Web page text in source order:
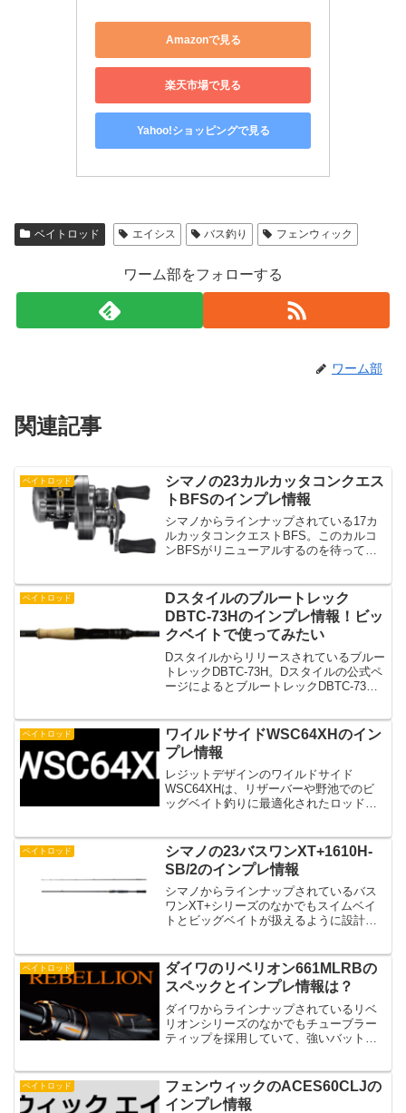
Amazonで見る
楽天市場で見る
Yahoo!ショッピングで見る
ベイトロッド エイシス バス釣り フェンウィック
ワーム部をフォローする
ワーム部
関連記事
ベイトロッド
シマノの23カルカッタコンクエス
トBFSのインプレ情報
シマノからラインナップされている17カ
ルカッタコンクエストBFS。このカルコ
ンBFSがリニューアルするのを待ってい
ルカッタコンクエストBFSとして発売さ
れました。...
ベイトロッド
Dスタイルのブルートレック
DBTC-73Hのインプレ情報！ビッ
クベイトで使ってみたい
Dスタイルからリリースされているブルー
トレックDBTC-73H。Dスタイルの公式ペ
ージによるとブルートレックDBTC-73H
まで対応しているヘビーバーサタイルモ
デルのよ...
ベイトロッド
ワイルドサイドWSC64XHのイン
プレ情報
レジットデザインのワイルドサイド
WSC64XHは、リザーバーや野池でのビ
ッグベイト釣りに最適化されたロッドで
ップウォーターを扱うために特別に設計
されています。6フィー...
ベイトロッド
シマノの23バスワンXT+1610H-
SB/2のインプレ情報
シマノからラインナップされているバス
ワンXT+シリーズのなかでもスイムベイ
トとビッグベイトが扱えるように設計さ
人はチェックしたいロッドですよね。そ
んな23バス...
ベイトロッド
ダイワのリベリオン661MLRBの
スペックとインプレ情報は？
ダイワからラインナップされているリベ
リオンシリーズのなかでもチューブラー
ティップを採用していて、強いバット設
ィネスの釣りのなかでもカバーに絡めて
釣りをする人が多い...
ベイトロッド
フェンウィックのACES60CLJの
インプレ情報